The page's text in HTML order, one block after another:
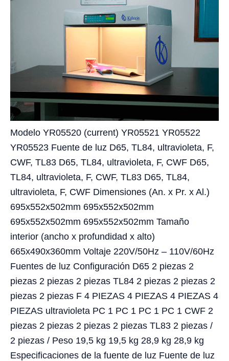
Modelo YR05520 (current) YR05521 YR05522
YR05523 Fuente de luz D65, TL84, ultravioleta, F,
CWF, TL83 D65, TL84, ultravioleta, F, CWF D65,
TL84, ultravioleta, F, CWF, TL83 D65, TL84,
ultravioleta, F, CWF Dimensiones (An. x Pr. x Al.)
695x552x502mm 695x552x502mm
695x552x502mm 695x552x502mm Tamaño
interior (ancho x profundidad x alto)
665x490x360mm Voltaje 220V/50Hz – 110V/60Hz
Fuentes de luz Configuración D65 2 piezas 2
piezas 2 piezas 2 piezas TL84 2 piezas 2 piezas 2
piezas 2 piezas F 4 PIEZAS 4 PIEZAS 4 PIEZAS 4
PIEZAS ultravioleta PC 1 PC 1 PC 1 PC 1 CWF 2
piezas 2 piezas 2 piezas 2 piezas TL83 2 piezas /
2 piezas / Peso 19,5 kg 19,5 kg 28,9 kg 28,9 kg
Especificaciones de la fuente de luz Fuente de luz